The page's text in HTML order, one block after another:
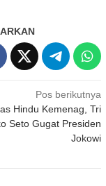
Pos berikutnya
Hindu Kemenag, Tri
Seto Gugat Presiden
Jokowi